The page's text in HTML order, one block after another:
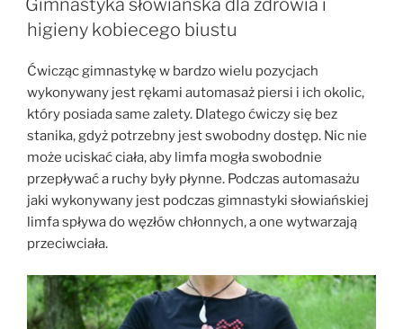
pleców”
Gimnastyka słowiańska dla zdrowia i
higieny kobiecego biustu
Ćwicząc gimnastykę w bardzo wielu pozycjach
wykonywany jest rękami automasaż piersi i ich okolic,
który posiada same zalety. Dlatego ćwiczy się bez
stanika, gdyż potrzebny jest swobodny dostęp. Nic nie
może uciskać ciała, aby limfa mogła swobodnie
przepływać a ruchy były płynne. Podczas automasażu
jaki wykonywany jest podczas gimnastyki słowiańskiej
limfa spływa do węzłów chłonnych, a one wytwarzają
przeciwciała.